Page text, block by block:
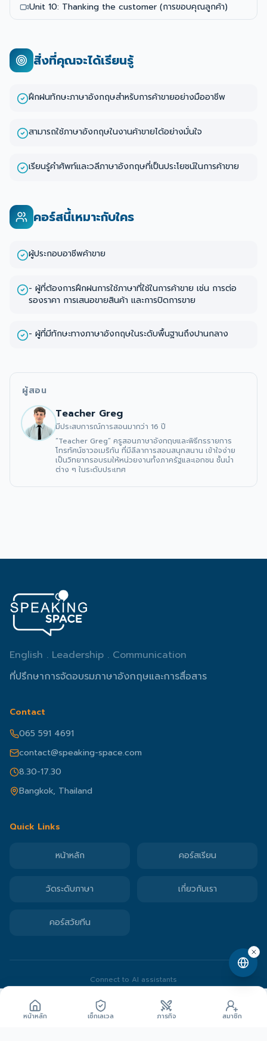
Unit 10: Thanking the customer (การขอบคุณลูกค้า)
สิ่งที่คุณจะได้เรียนรู้
ฝึกฝนทักษะภาษาอังกฤษสำหรับการค้าขายอย่างมืออาชีพ
สามารถใช้ภาษาอังกฤษในงานค้าขายได้อย่างมั่นใจ
เรียนรู้คำศัพท์และวลีภาษาอังกฤษที่เป็นประโยชน์ในการค้าขาย
คอร์สนี้เหมาะกับใคร
ผู้ประกอบอาชีพค้าขาย
- ผู้ที่ต้องการฝึกฝนการใช้ภาษาที่ใช้ในการค้าขาย เช่น การต่อ
รองราคา การเสนอขายสินค้า และการปิดการขาย
- ผู้ที่มีทักษะทางภาษาอังกฤษในระดับพื้นฐานถึงปานกลาง
ผู้สอน
Teacher Greg
มีประสบการณ์การสอนมากว่า 16 ปี
“Teacher Greg” ครูสอนภาษาอังกฤษและพิธีกรรายการ
โทรทัศน์ชาวอเมริกัน ที่มีลีลาการสอนสนุกสนาน เข้าใจง่าย
เป็นวิทยากรอบรมให้หน่วยงานทั้งภาครัฐและเอกชน ชั้นนำ
ต่าง ๆ ในระดับประเทศ
2,000 ปลดล็อกด้วย Gem
English . Leadership . Communication
ที่ปรึกษาการจัดอบรมภาษาอังกฤษและการสื่อสาร
Contact
065 591 4691
contact@speaking-space.com
8.30-17.30
Bangkok, Thailand
Quick Links
หน้าหลัก คอร์สเรียน
วัดระดับภาษา เกี่ยวกับเรา
คอร์สวัยทีน
Connect to AI assistants
หน้าหลัก เช็กเลเวล ภารกิจ สมาชิก